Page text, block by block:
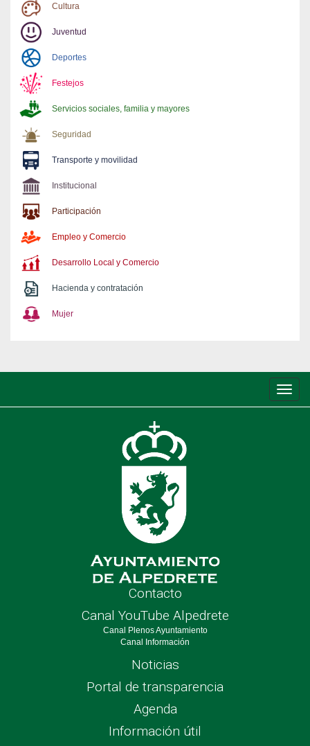
Cultura
Juventud
Deportes
Festejos
Servicios sociales, familia y mayores
Seguridad
Transporte y movilidad
Institucional
Participación
Empleo y Comercio
Desarrollo Local y Comercio
Hacienda y contratación
Mujer
de
Contacto
Canal YouTube Alpedrete
Canal Plenos Ayuntamiento
Canal Información
Noticias
Portal de transparencia
Agenda
Información útil